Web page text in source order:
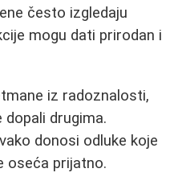
često izgledaju
mogu dati prirodan i
iz radoznalosti,
drugima.
donosi odluke koje
oseća prijatno.